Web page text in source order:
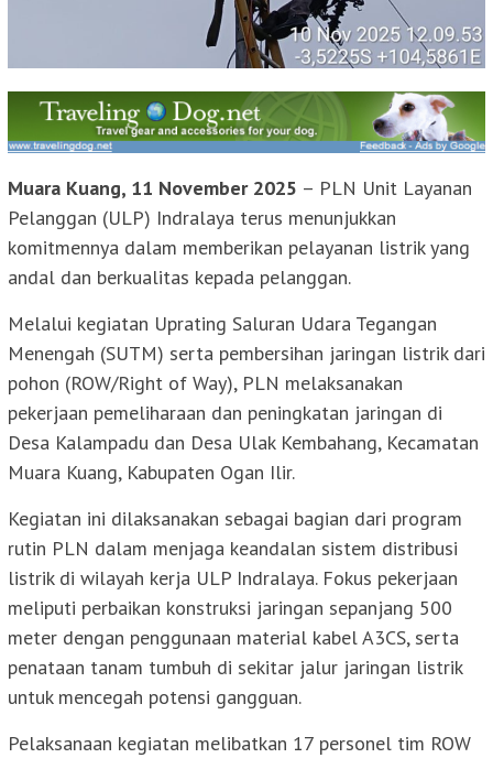
Muara Kuang, 11 November 2025 – PLN Unit Layanan
Pelanggan (ULP) Indralaya terus menunjukkan
komitmennya dalam memberikan pelayanan listrik yang
andal dan berkualitas kepada pelanggan.
Melalui kegiatan Uprating Saluran Udara Tegangan
Menengah (SUTM) serta pembersihan jaringan listrik dari
pohon (ROW/Right of Way), PLN melaksanakan
pekerjaan pemeliharaan dan peningkatan jaringan di
Desa Kalampadu dan Desa Ulak Kembahang, Kecamatan
Muara Kuang, Kabupaten Ogan Ilir.
Kegiatan ini dilaksanakan sebagai bagian dari program
rutin PLN dalam menjaga keandalan sistem distribusi
listrik di wilayah kerja ULP Indralaya. Fokus pekerjaan
meliputi perbaikan konstruksi jaringan sepanjang 500
meter dengan penggunaan material kabel A3CS, serta
penataan tanam tumbuh di sekitar jalur jaringan listrik
untuk mencegah potensi gangguan.
Pelaksanaan kegiatan melibatkan 17 personel tim ROW